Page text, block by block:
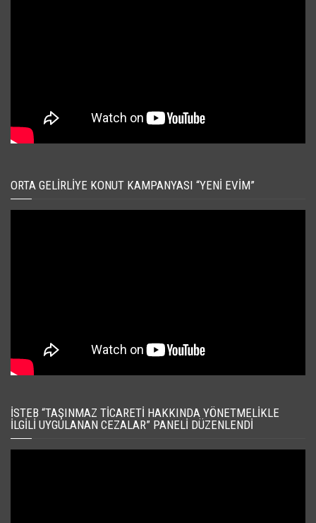
ORTA GELIRLIYE KONUT KAMPANYASI “YENI EVIM”
İSTEB “TAŞINMAZ TICARETI HAKKINDA YÖNETMELIKLE
İLGILI UYGULANAN CEZALAR” PANELI DÜZENLENDI